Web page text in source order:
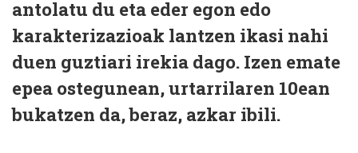
antolatu du eta eder egon edo
karakterizazioak lantzen ikasi nahi
duen guztiari irekia dago. Izen emate
epea ostegunean, urtarrilaren 10ean
bukatzen da, beraz, azkar ibili.